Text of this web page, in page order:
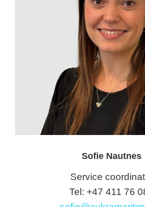
Sofie Nautnes
Service
Tel: +47 411 76